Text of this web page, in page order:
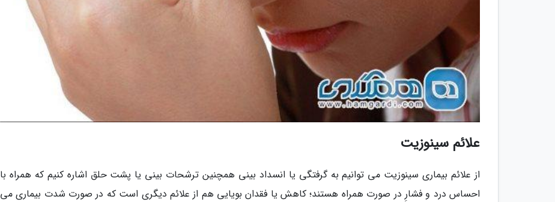
علائم سینوزیت
از علائم بیماری سینوزیت می توانیم به گرفتگی یا انسداد بینی همچنین ترشحات بینی یا پشت حلق اشاره کنیم که همراه با
احساس درد و فشارِ در صورت همراه هستند؛ کاهش یا فقدان بویایی هم از علائم دیگری است که در صورت شدت بیماری می